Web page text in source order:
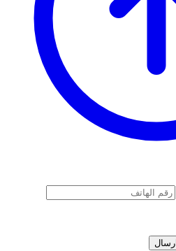
ارسال